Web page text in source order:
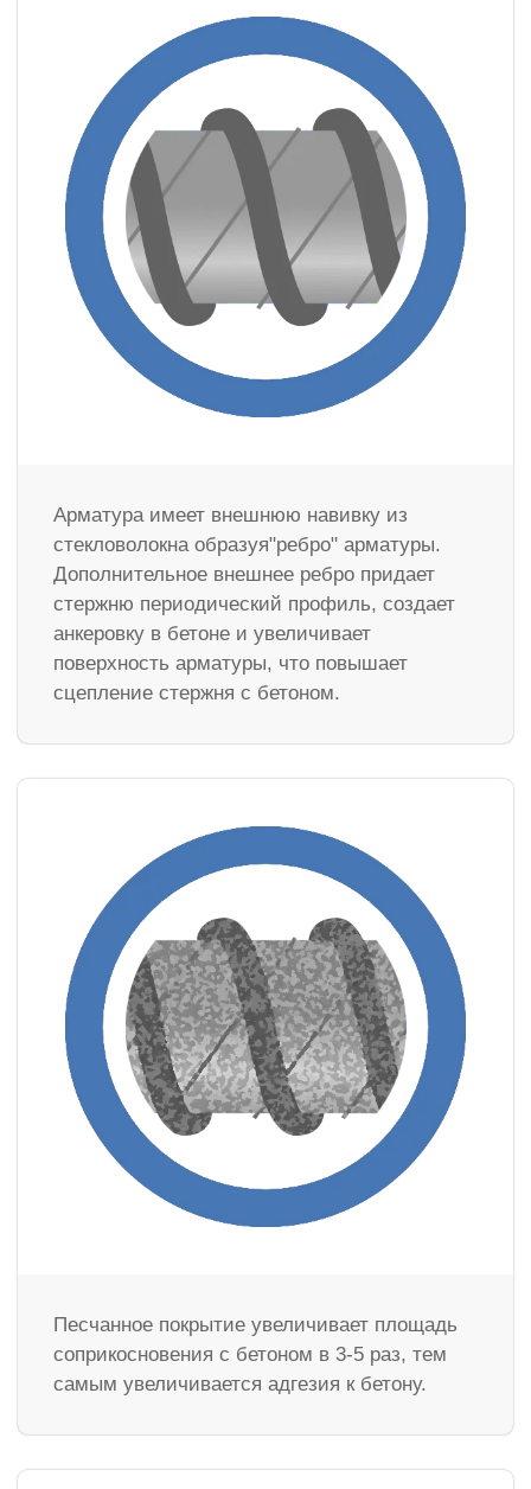
Арматура имеет внешнюю навивку из
стекловолокна образуя"ребро" арматуры.
Дополнительное внешнее ребро придает
стержню периодический профиль, создает
анкеровку в бетоне и увеличивает
поверхность арматуры, что повышает
сцепление стержня с бетоном.
Песчанное покрытие увеличивает площадь
соприкосновения с бетоном в 3-5 раз, тем
самым увеличивается адгезия к бетону.